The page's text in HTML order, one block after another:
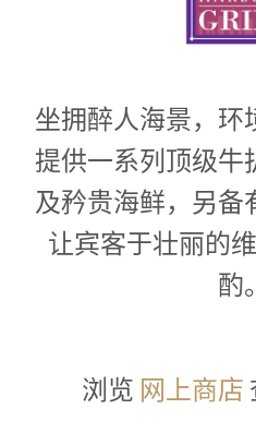
坐拥醉人海景，环
提供一系列顶级牛
及矜贵海鲜，另备
让宾客于壮丽的
酌。
浏览 网上商店